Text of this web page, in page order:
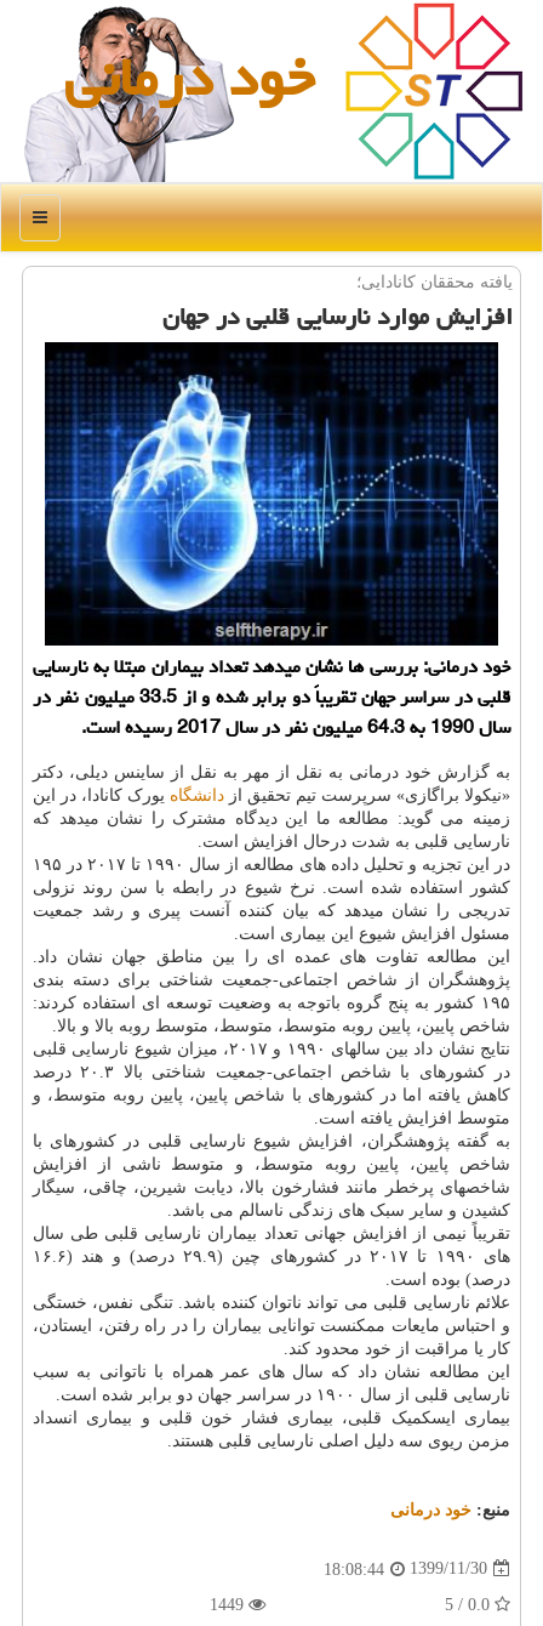
خود درمانی
منو
یافته محققان كانادایی؛
افزایش موارد نارسایی قلبی در جهان
خود درمانی: بررسی ها نشان میدهد تعداد بیماران مبتلا به نارسایی
قلبی در سراسر جهان تقریباً دو برابر شده و از 33.5 میلیون نفر در
سال 1990 به 64.3 میلیون نفر در سال 2017 رسیده است.
به گزارش خود درمانی به نقل از مهر به نقل از ساینس دیلی، دکتر
«نیکولا براگازی» سرپرست تیم تحقیق از دانشگاه یورک کانادا، در این
زمینه می گوید: مطالعه ما این دیدگاه مشترک را نشان میدهد که
نارسایی قلبی به شدت درحال افزایش است.
در این تجزیه و تحلیل داده های مطالعه از سال ۱۹۹۰ تا ۲۰۱۷ در ۱۹۵
کشور استفاده شده است. نرخ شیوع در رابطه با سن روند نزولی
تدریجی را نشان میدهد که بیان کننده آنست پیری و رشد جمعیت
مسئول افزایش شیوع این بیماری است.
این مطالعه تفاوت های عمده ای را بین مناطق جهان نشان داد.
پژوهشگران از شاخص اجتماعی-جمعیت شناختی برای دسته بندی
۱۹۵ کشور به پنج گروه باتوجه به وضعیت توسعه ای استفاده کردند:
شاخص پایین، پایین روبه متوسط، متوسط، متوسط روبه بالا و بالا.
نتایج نشان داد بین سالهای ۱۹۹۰ و ۲۰۱۷، میزان شیوع نارسایی قلبی
در کشورهای با شاخص اجتماعی-جمعیت شناختی بالا ۲۰.۳ درصد
کاهش یافته اما در کشورهای با شاخص پایین، پایین روبه متوسط، و
متوسط افزایش یافته است.
به گفته پژوهشگران، افزایش شیوع نارسایی قلبی در کشورهای با
شاخص پایین، پایین روبه متوسط، و متوسط ناشی از افزایش
شاخصهای پرخطر مانند فشارخون بالا، دیابت شیرین، چاقی، سیگار
کشیدن و سایر سبک های زندگی ناسالم می باشد.
تقریباً نیمی از افزایش جهانی تعداد بیماران نارسایی قلبی طی سال
های ۱۹۹۰ تا ۲۰۱۷ در کشورهای چین (۲۹.۹ درصد) و هند (۱۶.۶
درصد) بوده است.
علائم نارسایی قلبی می تواند ناتوان کننده باشد. تنگی نفس، خستگی
و احتباس مایعات ممکنست توانایی بیماران را در راه رفتن، ایستادن،
کار یا مراقبت از خود محدود کند.
این مطالعه نشان داد که سال های عمر همراه با ناتوانی به سبب
نارسایی قلبی از سال ۱۹۰۰ در سراسر جهان دو برابر شده است.
بیماری ایسکمیک قلبی، بیماری فشار خون قلبی و بیماری انسداد
مزمن ریوی سه دلیل اصلی نارسایی قلبی هستند.
منبع: خود درمانی
1399/11/30
18:08:44